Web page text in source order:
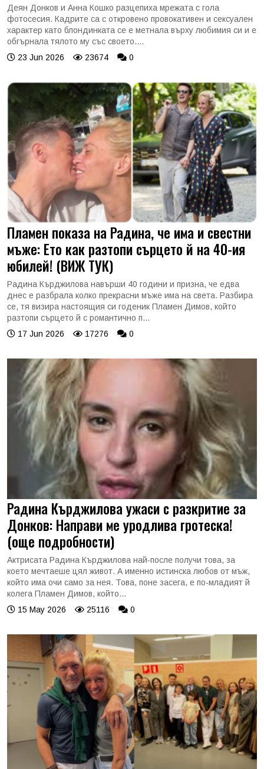
Деян Донков и Анна Кошко разцепиха мрежата с гола
фотосесия. Кадрите са с откровено провокативен и сексуален
характер като блондинката се е метнала върху любимия си и е
обгърнала тялото му със своето....
23 Jun 2026
23674 0
Пламен показа на Радина, че има и свестни
мъже: Ето как разтопи сърцето й на 40-ия
юбилей! (ВИЖ ТУК)
Радина Кърджилова навърши 40 години и призна, че едва
днес е разбрала колко прекрасни мъже има на света. Разбира
се, тя визира настоящия си годеник Пламен Димов, който
разтопи сърцето й с романтично п...
17 Jun 2026
17276 0
Радина Кърджилова ужаси с разкритие за
Донков: Направи ме уродлива гротеска!
(още подробности)
Актрисата Радина Кърджилова най-после получи това, за
което мечтаеше цял живот. А именно истинска любов от мъж,
който има очи само за нея. Това, поне засега, е по-младият й
колега Пламен Димов, който...
15 May 2026
25116 0